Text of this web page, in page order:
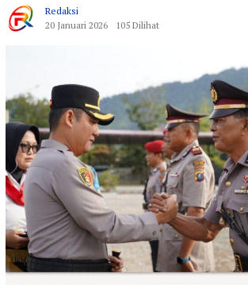
Redaksi
20 Januari 2026
105 Dilihat